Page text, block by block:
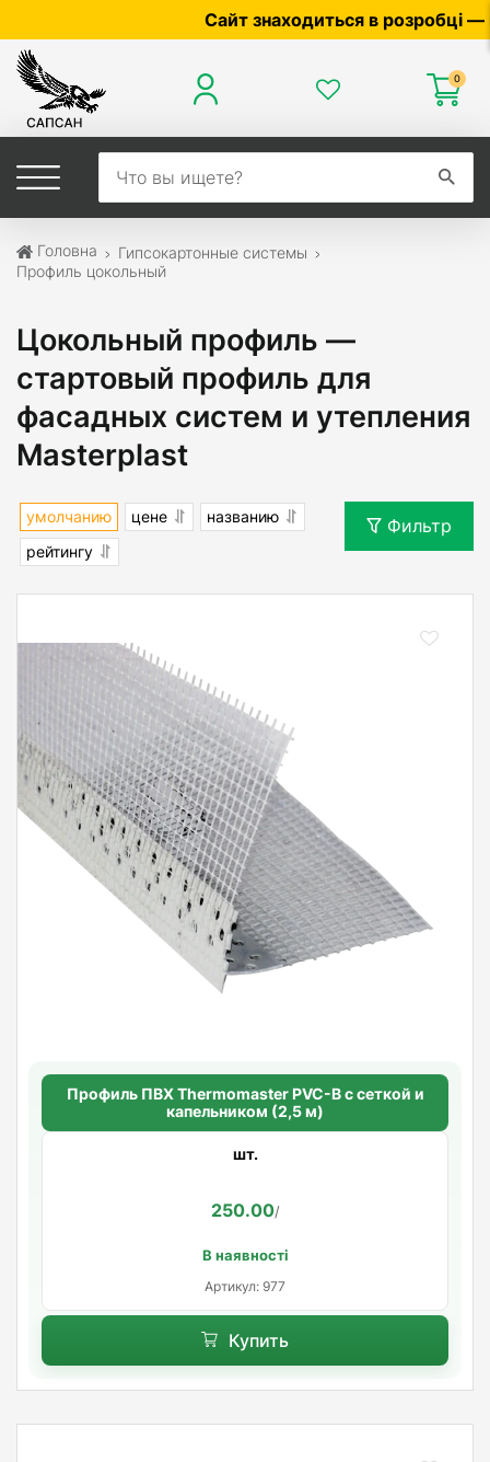
Сайт знаходиться в розробці — по
0
Головна
Гипсокартонные системы
Профиль цокольный
Цокольный профиль —
стартовый профиль для
фасадных систем и утепления
Masterplast
умолчанию цене
названию
рейтингу
Фильтр
Профиль ПВХ Thermomaster PVC-B с сеткой и
капельником (2,5 м)
шт.
250.00/
В наявності
Артикул: 977
Купить